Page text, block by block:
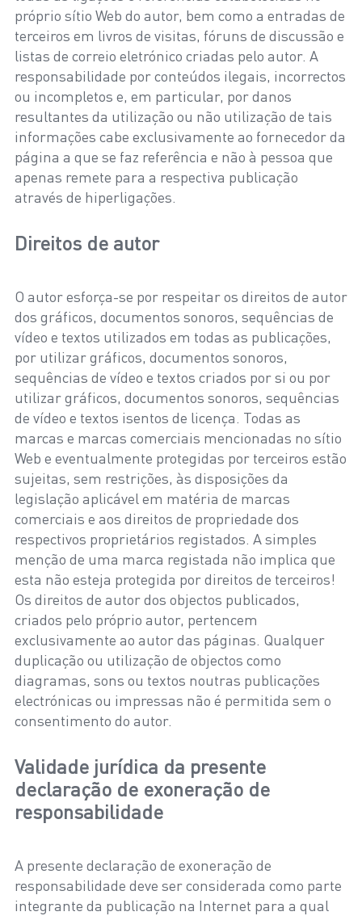
próprio sítio Web do autor, bem como a entradas de
terceiros em livros de visitas, fóruns de discussão e
listas de correio eletrónico criadas pelo autor. A
responsabilidade por conteúdos ilegais, incorrectos
ou incompletos e, em particular, por danos
resultantes da utilização ou não utilização de tais
informações cabe exclusivamente ao fornecedor da
página a que se faz referência e não à pessoa que
apenas remete para a respectiva publicação
através de hiperligações.
Direitos de autor
O autor esforça-se por respeitar os direitos de autor
dos gráficos, documentos sonoros, sequências de
vídeo e textos utilizados em todas as publicações,
por utilizar gráficos, documentos sonoros,
sequências de vídeo e textos criados por si ou por
utilizar gráficos, documentos sonoros, sequências
de vídeo e textos isentos de licença. Todas as
marcas e marcas comerciais mencionadas no sítio
Web e eventualmente protegidas por terceiros estão
sujeitas, sem restrições, às disposições da
legislação aplicável em matéria de marcas
comerciais e aos direitos de propriedade dos
respectivos proprietários registados. A simples
menção de uma marca registada não implica que
esta não esteja protegida por direitos de terceiros!
Os direitos de autor dos objectos publicados,
criados pelo próprio autor, pertencem
exclusivamente ao autor das páginas. Qualquer
duplicação ou utilização de objectos como
diagramas, sons ou textos noutras publicações
electrónicas ou impressas não é permitida sem o
consentimento do autor.
Validade jurídica da presente
declaração de exoneração de
responsabilidade
A presente declaração de exoneração de
responsabilidade deve ser considerada como parte
integrante da publicação na Internet para a qual